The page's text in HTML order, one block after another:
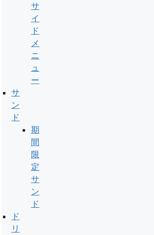
サ
イ
ド
メ
ニ
ュ
ー
サ
ン
ド
期
間
限
定
サ
ン
ド
ド
リ